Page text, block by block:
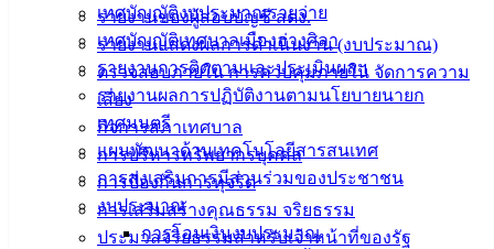
รายงานของผู้สอบบัญชี สตง.
รายงานแสดงผลการดำเนินงาน (งบประมาณ)
ตรวจสอบภายใน การควบคุมภายใน จัดการความ
เสี่ยง
กิจการสภาเทศบาล
การบริหารทรัพยากรบุคคล
การป้องกันการทุจริต
การเสริมสร้างคุณธรรม จริยธรรม
ประมวลจริยธรรมสำหรับเจ้าหน้าที่ของรัฐ
เทศบัญญัติงบประมาณรายจ่าย
เทศบัญญัติเทศบาลเมืองอ่างศิลา
รายงานการติดตามและประเมินผลฯ
รายงานผลการปฏิบัติงานตามนโยบายนายก
เทศมนตรี
แผนพัฒนาด้านเทคโนโลยีสารสนเทศ
การส่งเสริมการมีส่วนร่วมของประชาชน
งบประมาณ
การโอนเงินงบประมาณ
สอบถามข้อมูลเพิ่มเติม
กองสาธารณสุขและสิ่งแวดล้อม
โทร. 038 142 100 ถึง 104 ต่อ 111
เทศบาล
เมืองอ่าง